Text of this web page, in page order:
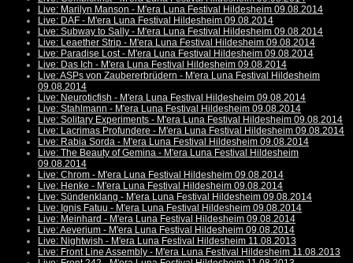
Live: Marilyn Manson - M'era Luna Festival Hildesheim 09.08.2014
Live: DAF - M'era Luna Festival Hildesheim 09.08.2014
Live: Subway to Sally - M'era Luna Festival Hildesheim 09.08.2014
Live: Leaether Strip - M'era Luna Festival Hildesheim 09.08.2014
Live: Paradise Lost - M'era Luna Festival Hildesheim 09.08.2014
Live: Das Ich - M'era Luna Festival Hildesheim 09.08.2014
Live: ASPs von Zaubererbrüdern - M'era Luna Festival Hildesheim
09.08.2014
Live: Neuroticfish - M'era Luna Festival Hildesheim 09.08.2014
Live: Stahlmann - M'era Luna Festival Hildesheim 09.08.2014
Live: Solitary Experiments - M'era Luna Festival Hildesheim 09.08.2014
Live: Lacrimas Profundere - M'era Luna Festival Hildesheim 09.08.2014
Live: Rabia Sorda - M'era Luna Festival Hildesheim 09.08.2014
Live: The Beauty of Gemina - M'era Luna Festival Hildesheim
09.08.2014
Live: Chrom - M'era Luna Festival Hildesheim 09.08.2014
Live: Henke - M'era Luna Festival Hildesheim 09.08.2014
Live: Sündenklang - M'era Luna Festival Hildesheim 09.08.2014
Live: Ignis Fatuu - M'era Luna Festival Hildesheim 09.08.2014
Live: Meinhard - M'era Luna Festival Hildesheim 09.08.2014
Live: Aeverium - M'era Luna Festival Hildesheim 09.08.2014
Live: Nightwish - M'era Luna Festival Hildesheim 11.08.2013
Live: Front Line Assembly - M'era Luna Festival Hildesheim 11.08.2013